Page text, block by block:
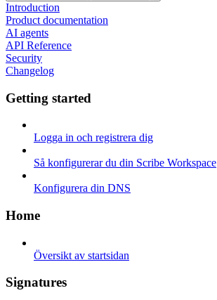
Introduction
Product documentation
AI agents
API Reference
Security
Changelog
Getting started
Logga in och registrera dig
Så konfigurerar du din Scribe Workspace
Konfigurera din DNS
Home
Översikt av startsidan
Signatures